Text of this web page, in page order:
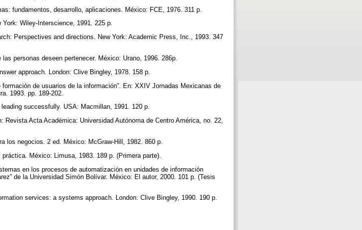
fundamentos, desarrollo, aplicaciones. México: FCE, 1976. 311 p.
Wiley-Interscience, 1991. 225 p.
Perspectives and directions. New York: Academic Press, Inc., 1993. 347
personas deseen pertenecer. México: Urano, 1996. 286p.
approach. London: Clive Bingley, 1978. 158 p.
de usuarios de la información”. En: XXIV Jornadas Mexicanas de
1993. pp. 189-202.
successfully. USA: Macmillan, 1991. 120 p.
Revista Acta Académica: Universidad Autónoma de Centro América, no. 22,
los negocios. 2 ed. México: McGraw-Hill, 1982. 860 p.
México: Limusa, 1983. 189 p. (Primera parte).
en los procesos de automatización en unidades de información
de la Universidad Simón Bolívar. México: El autor, 2000. 101 p. (Tesis
services: a systems approach. London: Clive Bingley, 1990. 190 p.